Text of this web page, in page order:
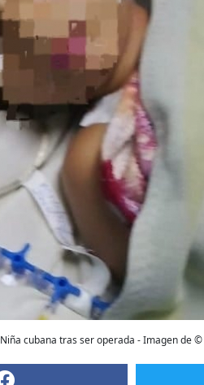
Niña cubana tras ser operada - Imagen de